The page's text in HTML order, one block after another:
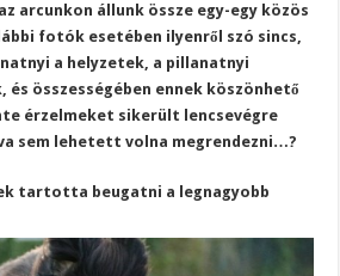
arcunkon állunk össze egy-egy közös
fotók esetében ilyenről szó sincs,
a helyzetek, a pillanatnyi
összességében ennek köszönhető
érzelmeket sikerült lencsevégre
sem lehetett volna megrendezni…?
tartotta beugatni a legnagyobb